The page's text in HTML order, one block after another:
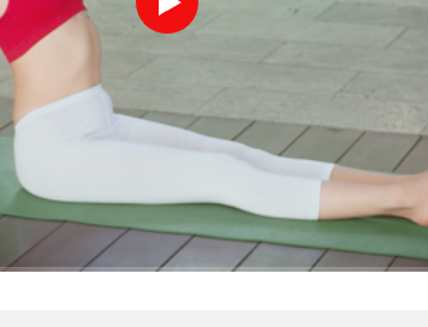
merituuli
tuulen ääni
kevätmetsä